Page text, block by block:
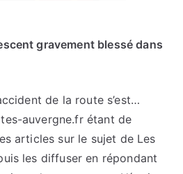
gravement blessé dans
de la route s’est…
auvergne.fr étant de
articles sur le sujet de Les
les diffuser en répondant